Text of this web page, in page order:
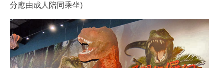
分應由成人陪同乘坐)